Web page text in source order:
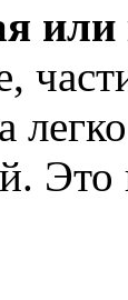
или